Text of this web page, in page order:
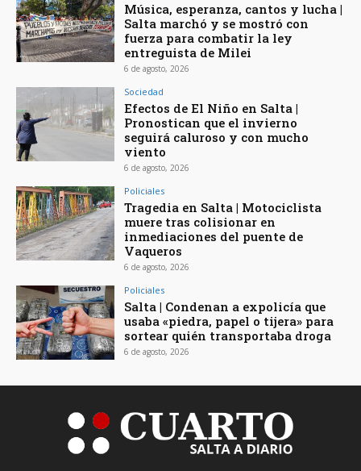
Música, esperanza, cantos y lucha |
Salta marchó y se mostró con
fuerza para combatir la ley
entreguista de Milei
6 de agosto, 2026
Sociedad
Efectos de El Niño en Salta |
Pronostican que el invierno
seguirá caluroso y con mucho
viento
6 de agosto, 2026
Policiales
Tragedia en Salta | Motociclista
muere tras colisionar en
inmediaciones del puente de
Vaqueros
6 de agosto, 2026
Policiales
Salta | Condenan a expolicía que
usaba «piedra, papel o tijera» para
sortear quién transportaba droga
6 de agosto, 2026